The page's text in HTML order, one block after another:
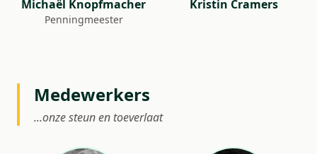
Michaël Knopfmacher
Penningmeester
Kristin Cramers
Medewerkers
...onze steun en toeverlaat